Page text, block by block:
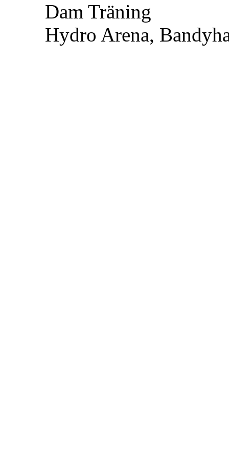
Dam Träning
Hydro Arena,